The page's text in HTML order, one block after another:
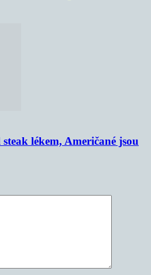
lékem, Američané jsou